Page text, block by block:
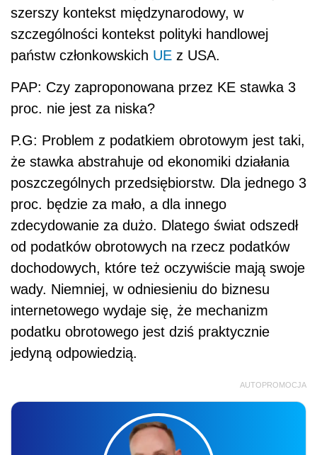
szerszy kontekst międzynarodowy, w
szczególności kontekst polityki handlowej
państw członkowskich UE z USA.
PAP: Czy zaproponowana przez KE stawka 3
proc. nie jest za niska?
P.G: Problem z podatkiem obrotowym jest taki,
że stawka abstrahuje od ekonomiki działania
poszczególnych przedsiębiorstw. Dla jednego 3
proc. będzie za mało, a dla innego
zdecydowanie za dużo. Dlatego świat odszedł
od podatków obrotowych na rzecz podatków
dochodowych, które też oczywiście mają swoje
wady. Niemniej, w odniesieniu do biznesu
internetowego wydaje się, że mechanizm
podatku obrotowego jest dziś praktycznie
jedyną odpowiedzią.
AUTOPROMOCJA